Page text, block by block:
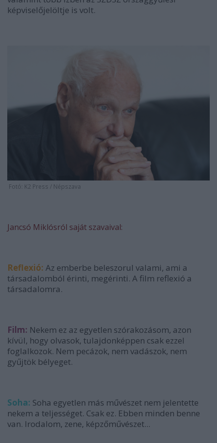
képviselőjelöltje is volt.
Fotó: K2 Press / Népszava
Jancsó Miklósról saját szavaival:
Reflexió: Az emberbe beleszorul valami, ami a
társadalomból érinti, megérinti. A film reflexió a
társadalomra.
Film: Nekem ez az egyetlen szórakozásom, azon
kívül, hogy olvasok, tulajdonképpen csak ezzel
foglalkozok. Nem pecázok, nem vadászok, nem
gyűjtök bélyeget.
Soha: Soha egyetlen más művészet nem jelentette
nekem a teljességet. Csak ez. Ebben minden benne
van. Irodalom, zene, képzőművészet...